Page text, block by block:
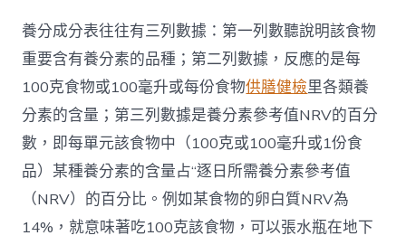
養分成分表往往有三列數據：第一列數聽說明該食物
重要含有養分素的品種；第二列數據，反應的是每
100克食物或100毫升或每份食物供膳健檢里各類養
分素的含量；第三列數據是養分素參考值NRV的百分
數，即每單元該食物中（100克或100毫升或1份食
品）某種養分素的含量占“逐日所需養分素參考值
（NRV）的百分比。例如某食物的卵白質NRV為
14%，就意味著吃100克該食物，可以張水瓶在地下